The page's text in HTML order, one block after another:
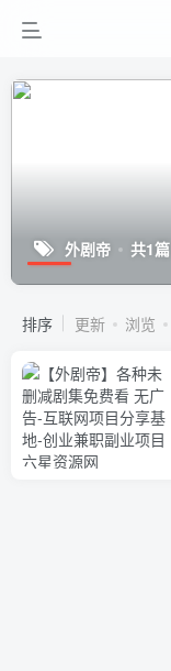
外剧帝 共1篇
排序 更新 浏览